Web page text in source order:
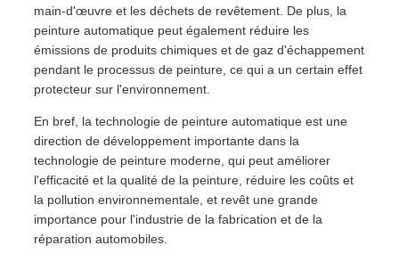
main-d'œuvre et les déchets de revêtement. De plus, la
peinture automatique peut également réduire les
émissions de produits chimiques et de gaz d'échappement
pendant le processus de peinture, ce qui a un certain effet
protecteur sur l'environnement.
En bref, la technologie de peinture automatique est une
direction de développement importante dans la
technologie de peinture moderne, qui peut améliorer
l'efficacité et la qualité de la peinture, réduire les coûts et
la pollution environnementale, et revêt une grande
importance pour l'industrie de la fabrication et de la
réparation automobiles.